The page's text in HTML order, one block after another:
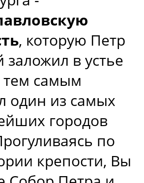
, которую Петр
в устье
самым
один из самых
городов
по
крепости, Вы